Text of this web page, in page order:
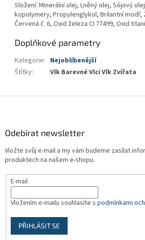
Složení: Minerální olej, Lněný olej, Sójový
kopolymery, Propylenglykol, Brilantní modř,
Červená č. 6, Oxid železa CI 77499, Oxid
Doplňkové parametry
Kategorie: Nejoblíbenější
Štítky: Vlk Barevné Vlci Vlk Zvířata
Odebírat newsletter
Vložte svůj e-mail a my vám budeme zasílat
produktech na našem e-shopu.
E-mail
Vložením e-mailu souhlasíte s podmínkami
PŘIHLÁSIT SE